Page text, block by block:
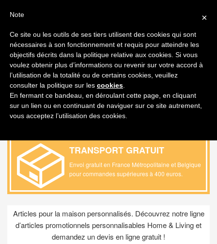
PRODUIT / MAISON /TABLIERS, GANTS
ET MANIQUES
TRANSPORT GRATUIT
Envoi gratuit en France Métropolitaine et Belgique
pour commandes supérieures à 400 euros.
Articles pour la maison personnalisés. Découvrez notre ligne
d’articles promotionnels personnalisables Home & Living et
demandez un devis en ligne gratuit !
×
Note
Ce site ou les outils de ses tiers utilisent des cookies qui sont
nécessaires à son fonctionnement et requis pour atteindre les
objectifs décrits dans la politique relative aux cookies. Si vous
voulez obtenir plus d’informations ou revenir sur votre accord à
l’utilisation de la totalité ou de certains cookies, veuillez
consulter la politique sur les cookies
En fermant ce bandeau, en déroulant cette page, en cliquant
sur un lien ou en continuant de naviguer sur ce site autrement,
vous acceptez l’utilisation des cookies.